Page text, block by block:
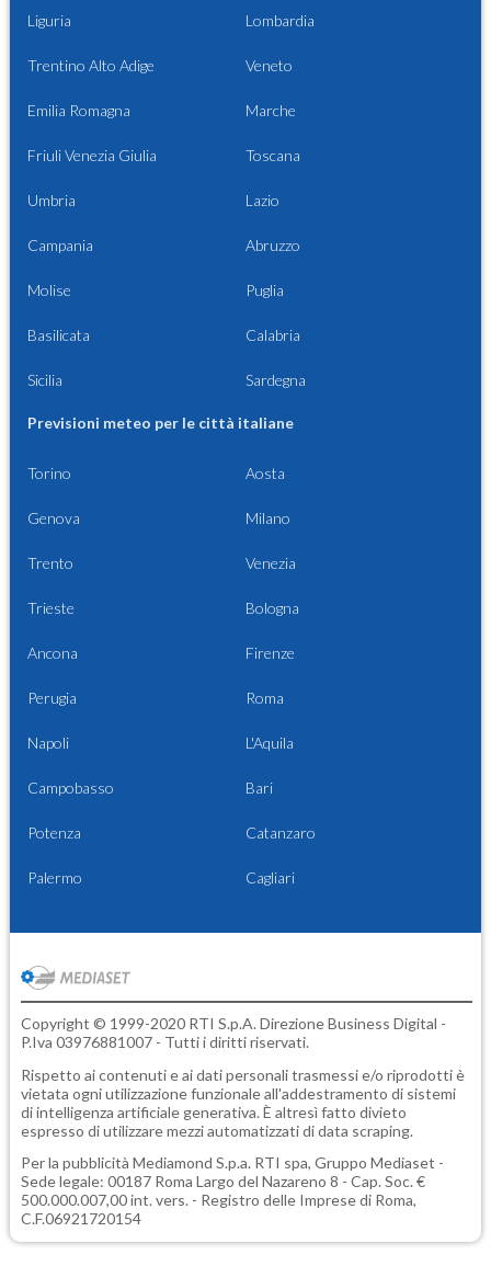
Liguria Lombardia
Trentino Alto Adige Veneto
Emilia Romagna Marche
Friuli Venezia Giulia Toscana
Umbria Lazio
Campania Abruzzo
Molise Puglia
Basilicata Calabria
Sicilia Sardegna
Previsioni meteo per le città italiane
Torino Aosta
Genova Milano
Trento Venezia
Trieste Bologna
Ancona Firenze
Perugia Roma
Napoli L'Aquila
Campobasso Bari
Potenza Catanzaro
Palermo Cagliari
Copyright © 1999-2020 RTI S.p.A. Direzione Business Digital -
P.Iva 03976881007 - Tutti i diritti riservati.
Rispetto ai contenuti e ai dati personali trasmessi e/o riprodotti è
vietata ogni utilizzazione funzionale all'addestramento di sistemi
di intelligenza artificiale generativa. È altresì fatto divieto
espresso di utilizzare mezzi automatizzati di data scraping.
Per la pubblicità Mediamond S.p.a. RTI spa, Gruppo Mediaset -
Sede legale: 00187 Roma Largo del Nazareno 8 - Cap. Soc. €
500.000.007,00 int. vers. - Registro delle Imprese di Roma,
C.F.06921720154